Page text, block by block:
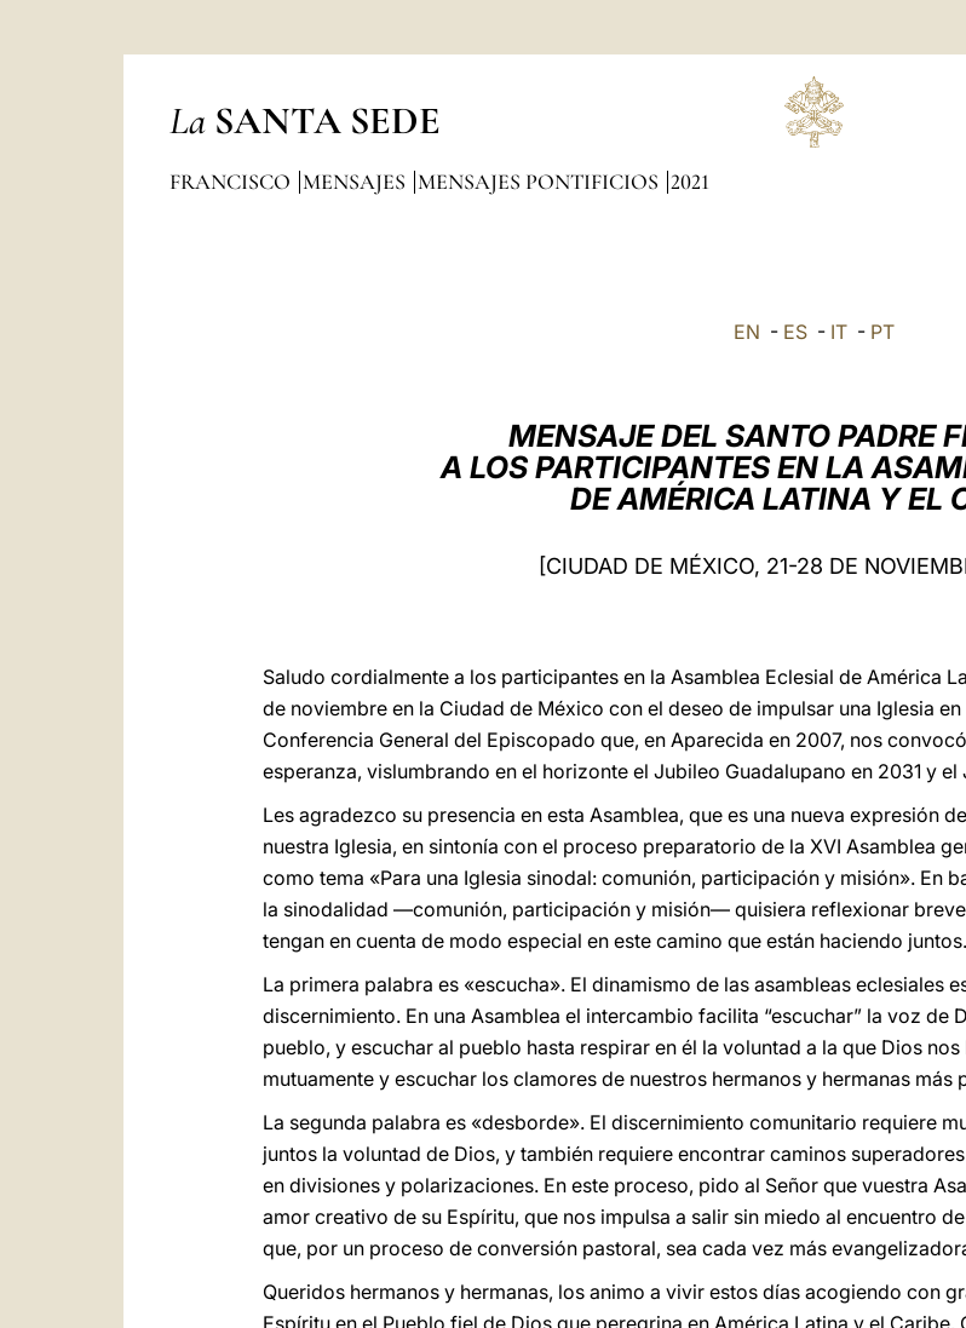
La SANTA SEDE
FRANCISCO MENSAJES MENSAJES PONTIFICIOS 2021
EN - ES- IT- PT
MENSAJE DEL SANTO PADRE
A LOS PARTICIPANTES EN LA
DE AMÉRICA LATINA Y EL
[CIUDAD DE MÉXICO, 21-28 DE
Saludo cordialmente a los participantes en la Asamblea Eclesial de América
de noviembre en la Ciudad de México con el deseo de impulsar una Iglesia
Conferencia General del Episcopado que, en Aparecida en 2007, nos
esperanza, vislumbrando en el horizonte el Jubileo Guadalupano en 2031 y
Les agradezco su presencia en esta Asamblea, que es una nueva expresión
nuestra Iglesia, en sintonía con el proceso preparatorio de la XVI Asamblea
como tema «Para una Iglesia sinodal: comunión, participación y misión». En
la sinodalidad —comunión, participación y misión— quisiera reflexionar
tengan en cuenta de modo especial en este camino que están haciendo juntos.
La primera palabra es «escucha». El dinamismo de las asambleas eclesiales
discernimiento. En una Asamblea el intercambio facilita “escuchar” la voz de
pueblo, y escuchar al pueblo hasta respirar en él la voluntad a la que Dios
mutuamente y escuchar los clamores de nuestros hermanos y hermanas más
La segunda palabra es «desborde». El discernimiento comunitario requiere
juntos la voluntad de Dios, y también requiere encontrar caminos
en divisiones y polarizaciones. En este proceso, pido al Señor que vuestra
amor creativo de su Espíritu, que nos impulsa a salir sin miedo al encuentro
que, por un proceso de conversión pastoral, sea cada vez más
Queridos hermanos y hermanas, los animo a vivir estos días acogiendo con
Espíritu en el Pueblo fiel de Dios que peregrina en América Latina y el